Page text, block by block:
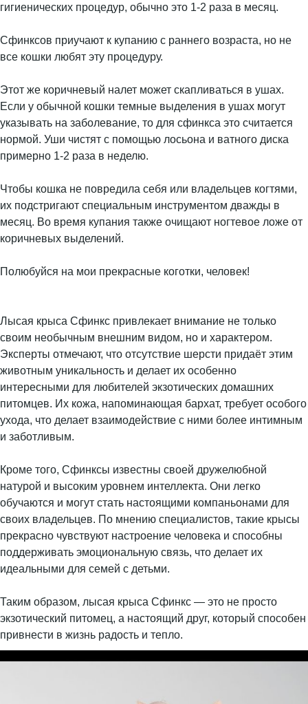
гигиенических процедур, обычно это 1-2 раза в месяц.
Сфинксов приучают к купанию с раннего возраста, но не
все кошки любят эту процедуру.
Этот же коричневый налет может скапливаться в ушах.
Если у обычной кошки темные выделения в ушах могут
указывать на заболевание, то для сфинкса это считается
нормой. Уши чистят с помощью лосьона и ватного диска
примерно 1-2 раза в неделю.
Чтобы кошка не повредила себя или владельцев когтями,
их подстригают специальным инструментом дважды в
месяц. Во время купания также очищают ногтевое ложе от
коричневых выделений.
Полюбуйся на мои прекрасные коготки, человек!
Лысая крыса Сфинкс привлекает внимание не только
своим необычным внешним видом, но и характером.
Эксперты отмечают, что отсутствие шерсти придаёт этим
животным уникальность и делает их особенно
интересными для любителей экзотических домашних
питомцев. Их кожа, напоминающая бархат, требует особого
ухода, что делает взаимодействие с ними более интимным
и заботливым.
Кроме того, Сфинксы известны своей дружелюбной
натурой и высоким уровнем интеллекта. Они легко
обучаются и могут стать настоящими компаньонами для
своих владельцев. По мнению специалистов, такие крысы
прекрасно чувствуют настроение человека и способны
поддерживать эмоциональную связь, что делает их
идеальными для семей с детьми.
Таким образом, лысая крыса Сфинкс — это не просто
экзотический питомец, а настоящий друг, который способен
привнести в жизнь радость и тепло.